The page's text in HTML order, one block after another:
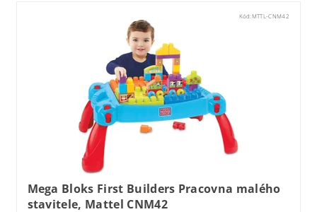
Kód: MTTL-CNM42
Mega Bloks First Builders Pracovna malého
stavitele, Mattel CNM42